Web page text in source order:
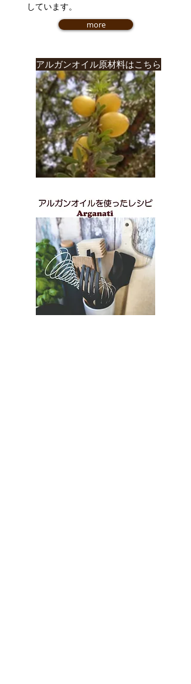
しています。
more
アルガンオイル原材料はこちら